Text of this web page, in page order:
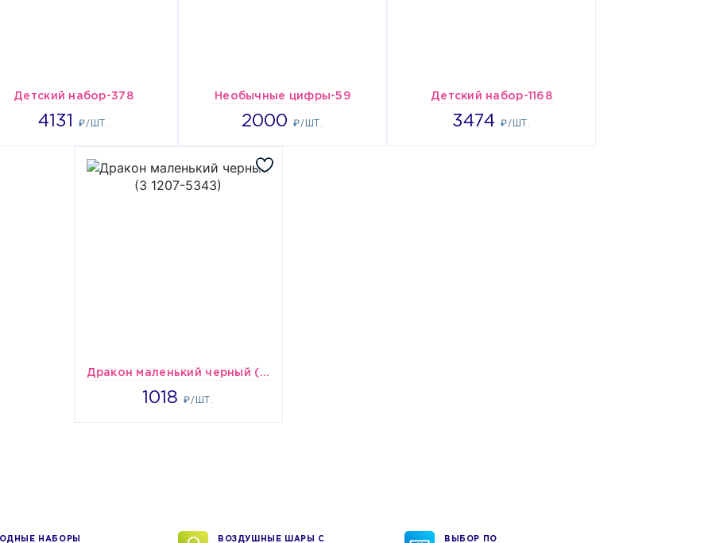
Детский набор-378
4131₽/ШТ.
4131 Необычные цифры-59
2000₽/ШТ.
2000 Детский набор-1168
3474₽/ШТ.
3474
Дракон маленький черный (З 1207-5343)
1018₽/ШТ.
1018
НАБОРЫ
ВОЗДУШНЫЕ ШАРЫ С
ВЫБОР ПО